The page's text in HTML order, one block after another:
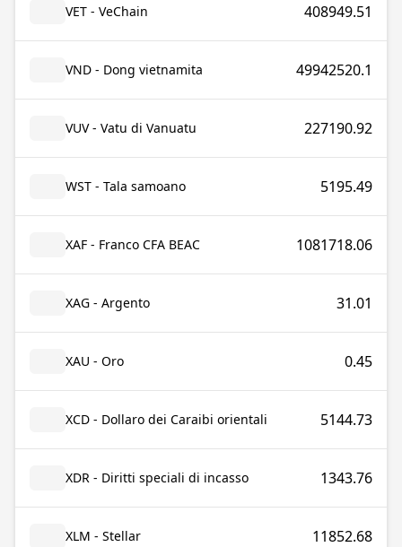
VET - VeChain 408949.51
VND - Dong vietnamita 49942520.1
VUV - Vatu di Vanuatu 227190.92
WST - Tala samoano 5195.49
XAF - Franco CFA BEAC 1081718.06
XAG - Argento 31.01
XAU - Oro 0.45
XCD - Dollaro dei Caraibi orientali 5144.73
XDR - Diritti speciali di incasso 1343.76
XLM - Stellar 11852.68